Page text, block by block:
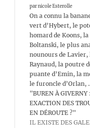
par nicole Esterolle
On a connu la
vert d’Hybert, le
homard de Koons,
Boltanski, le plus
nounours de Lavier,
Raynaud, la poutre
puante d’Emin, la
le furoncle d’Orlan,
"BUREN À
EXACTION DES
EN DÉROUTE ?"
IL EXISTE DES